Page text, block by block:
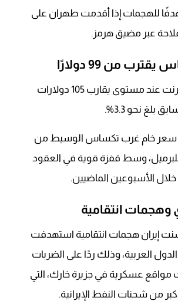
هدفًا للهجمات إذا أقدمت طهران على
عبر مضيق هرمز.
من 99 دولارًا
تداولت عقود خام برنت عند مستوى يقارب 105 دولارات
بلغ نحو 3.3%.
سعر خام غرب تكساس الوسيط من
للبرميل، وسط قفزة قوية في العقود
انتقامية
إيران هجمات انتقامية استهدفت
العربية، وذلك ردًا على الضربات
مواقع عسكرية في جزيرة خارك، التي
من شحنات النفط الإيرانية.